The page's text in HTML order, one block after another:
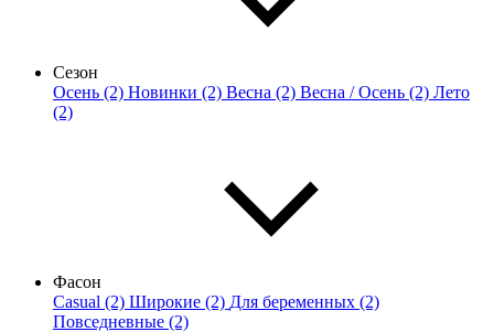
Сезон
Осень (2) Новинки (2) Весна (2) Весна / Осень (2) Лето
(2)
Фасон
Casual (2) Широкие (2) Для беременных (2)
Повседневные (2)